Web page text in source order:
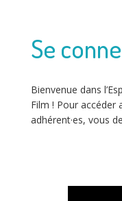
Se
Bienvenue dans
Film ! Pour accéder
adhérent·es, vous